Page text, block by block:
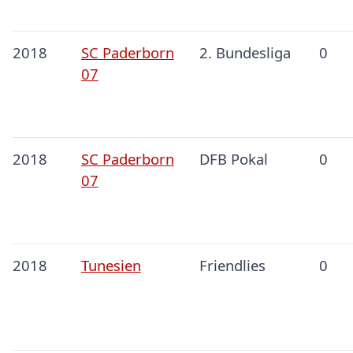
2018
SC Paderborn
07
2. Bundesliga 0
2018
SC Paderborn
07
DFB Pokal 0
2018 Tunesien Friendlies 0